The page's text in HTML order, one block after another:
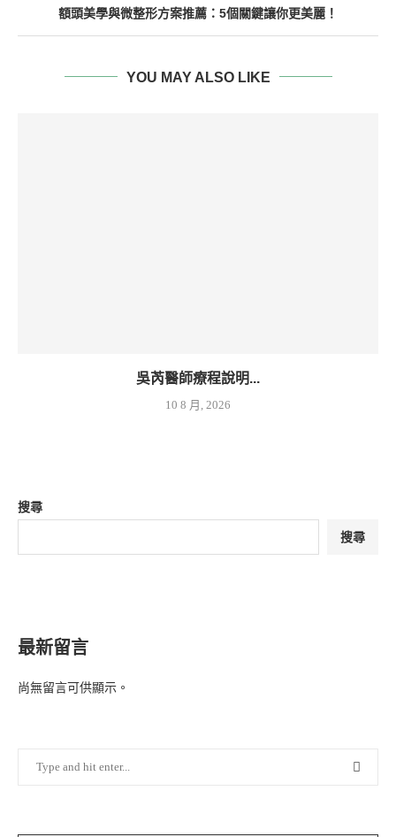
額頭美學與微整形方案推薦：5個關鍵讓你更美麗！
YOU MAY ALSO LIKE
吳芮醫師療程說明...
10 8 月, 2026
搜尋
搜尋
最新留言
尚無留言可供顯示。